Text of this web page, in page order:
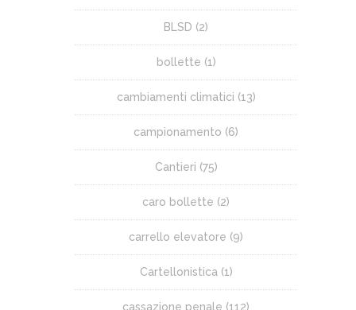
BLSD (2)
bollette (1)
cambiamenti climatici (13)
campionamento (6)
Cantieri (75)
caro bollette (2)
carrello elevatore (9)
Cartellonistica (1)
cassazione penale (112)